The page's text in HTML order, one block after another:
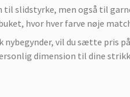
slidstyrke, men også til
hvor hver farve nøje
nybegynder, vil du sætte
dimension til dine